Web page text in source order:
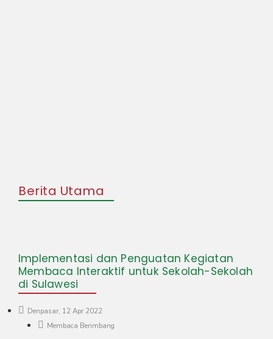
Berita Utama
Implementasi dan Penguatan Kegiatan
Membaca Interaktif untuk Sekolah-Sekolah
di Sulawesi​
Denpasar, 12 Apr 2022
Membaca Berimbang